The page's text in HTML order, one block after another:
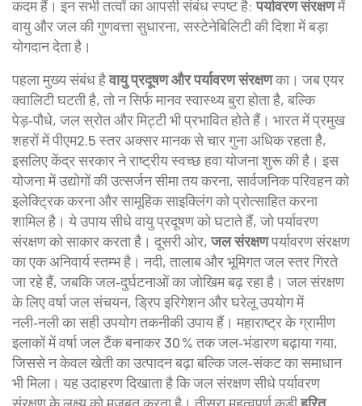
कदम हैं। इन सभी तत्वों का आपसी संबंध स्पष्ट है:पर्यावरण संरक्षणमें
वायु और जल की गुणवत्ता सुधारना, सस्टेनेबिलिटी की दिशा में बड़ा
योगदान देता है।
पहला मुख्य संबंध हैवायु प्रदूषण और पर्यावरण संरक्षणका। जब एयर
क्वालिटी घटती है, तो न सिर्फ मानव स्वास्थ्य बुरा होता है, बल्कि
पेड़‑पौधे, जल स्रोत और मिट्टी भी प्रभावित होते हैं। भारत में प्रमुख
शहरों में पीएम2.5 स्तर अक्सर मानक से चार गुना अधिक रहता है,
इसलिए केंद्र सरकार ने राष्ट्रीय स्वच्छ हवा योजना शुरू की है। इस
योजना में उद्योगों की उत्सर्जन सीमा तय करना, सार्वजनिक परिवहन को
इलेक्ट्रिक करना और सामूहिक साइक्लिंग को प्रोत्साहित करना
शामिल है। ये उपाय सीधेवायु प्रदूषणको घटाते हैं, जो पर्यावरण
संरक्षण को साकार करता है। दूसरी ओर,जल संरक्षणपर्यावरण संरक्षण
का एक अनिवार्य स्तम्भ है। नदी, तालाब और भूमिगत जल स्तर गिरते
जा रहे हैं, जबकि जल‑दुर्घटनाओं का जोखिम बढ़ रहा है। जल संरक्षण
के लिए वर्षा जल संचयन, ड्रिप इरिगेशन और घरेलू उपयोग में
नली‑नली का सही उपयोग तकनीकी उपाय हैं। महाराष्ट्र के ग्रामीण
इलाकों में वर्षा जल टैंक बनाकर 30 % तक जल‑भंडारण बढ़ाया गया,
जिससे न केवल खेती का उत्पादन बढ़ा बल्कि जल‑संकट का समाधान
भी मिला। यह उदाहरण दिखाता है किजल संरक्षणसीधेपर्यावरण